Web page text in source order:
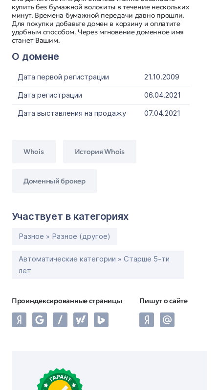
купить без бумажной волокиты в течение нескольких
минут. Времена бумажной передачи давно прошли.
Для покупки добавьте домен в корзину и оплатите
удобным способом. Через мгновение доменное имя
станет Вашим.
О домене
Дата первой регистрации
21.10.2009
Дата регистрации
06.04.2021
Дата выставления на продажу
07.04.2021
Whois История Whois
Доменный брокер
Участвует в категориях
Разное » Разное (другое)
Автоматические категории » Старше 5-ти
лет
Проиндексированные страницы Пишут о сайте